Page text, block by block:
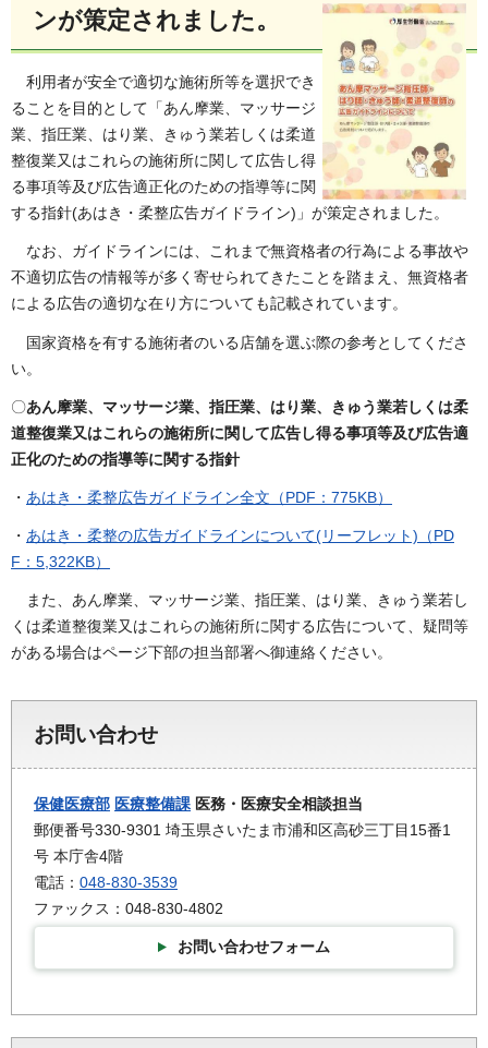
ンが策定されました。
利用者が安全で適切な施術所等を選択でき
ることを目的として「あん摩業、マッサージ
業、指圧業、はり業、きゅう業若しくは柔道
整復業又はこれらの施術所に関して広告し得
る事項等及び広告適正化のための指導等に関
する指針(あはき・柔整広告ガイドライン)」が策定されました。
なお、ガイドラインには、これまで無資格者の行為による事故や
不適切広告の情報等が多く寄せられてきたことを踏まえ、無資格者
による広告の適切な在り方についても記載されています。
国家資格を有する施術者のいる店舗を選ぶ際の参考としてくださ
い。
〇あん摩業、マッサージ業、指圧業、はり業、きゅう業若しくは柔
道整復業又はこれらの施術所に関して広告し得る事項等及び広告適
正化のための指導等に関する指針
・ あはき・柔整広告ガイドライン全文（PDF：775KB）
・ あはき・柔整の広告ガイドラインについて(リーフレット)（PD
F：5,322KB）
また、あん摩業、マッサージ業、指圧業、はり業、きゅう業若し
くは柔道整復業又はこれらの施術所に関する広告について、疑問等
がある場合はページ下部の担当部署へ御連絡ください。
お問い合わせ
保健医療部 医療整備課 医務・医療安全相談担当
郵便番号330-9301 埼玉県さいたま市浦和区高砂三丁目15番1
号 本庁舎4階
電話： 048-830-3539
ファックス：048-830-4802
お問い合わせフォーム